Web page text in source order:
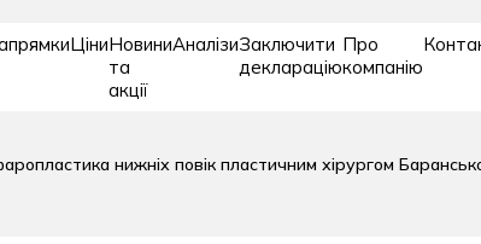
ЦіниНовини
та
акції
АналізиЗаключити
декларацію
Про
компанію
відділення
Діагностика
нижніх повік пластичним хірургом